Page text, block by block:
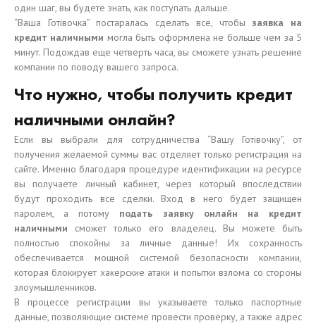
один шаг, вы будете знать, как поступать дальше.
“Ваша Готівочка” постаралась сделать все, чтобы заявка на
кредит наличными могла быть оформлена не больше чем за 5
минут. Подождав еще четверть часа, вы сможете узнать решение
компании по поводу вашего запроса.
Что нужно, чтобы получить кредит
наличными онлайн?
Если вы выбрали для сотрудничества “Вашу Готівочку”, от
получения желаемой суммы вас отделяет только регистрация на
сайте. Именно благодаря процедуре идентификации на ресурсе
вы получаете личный кабинет, через который впоследствии
будут проходить все сделки. Вход в него будет защищен
паролем, а потому подать заявку онлайн на кредит
наличными сможет только его владелец. Вы можете быть
полностью спокойны за личные данные! Их сохранность
обеспечивается мощной системой безопасности компании,
которая блокирует хакерские атаки и попытки взлома со стороны
злоумышленников.
В процессе регистрации вы указываете только паспортные
данные, позволяющие системе провести проверку, а также адрес